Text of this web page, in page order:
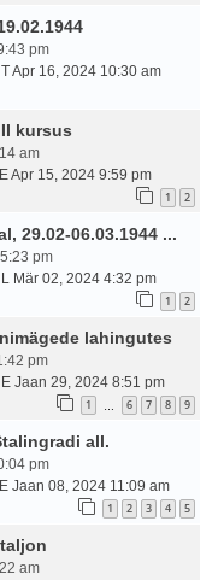
pm
T Apr 16, 2024 10:30 am
kursus
am
E Apr 15, 2024 9:59 pm
1 2
29.02-06.03.1944 ...
pm
L Mär 02, 2024 4:32 pm
1 2
lahingutes
pm
E Jaan 29, 2024 8:51 pm
1 6 7 8 9
all.
pm
E Jaan 08, 2024 11:09 am
1 2 3 4 5
am